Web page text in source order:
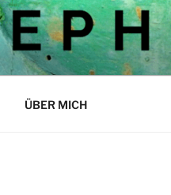
BLOG
ÜBER MICH